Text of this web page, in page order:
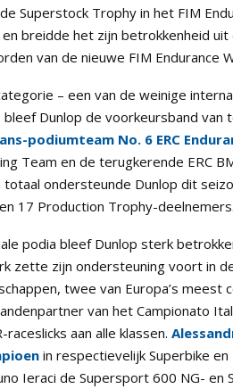
Superstock Trophy in het FIM
en breidde het zijn betrokkenheid
van de nieuwe FIM Endurance
– een van de weinige
bleef Dunlop de voorkeursband van
podiumteam No. 6 ERC
Team en de terugkerende ERC
totaal ondersteunde Dunlop dit
17 Production Trophy-
podia bleef Dunlop sterk
zette zijn ondersteuning voort in
twee van Europa’s meest
van het Campionato
aan alle klassen.
in respectievelijk Superbike
Ieraci de Supersport 600 NG- en